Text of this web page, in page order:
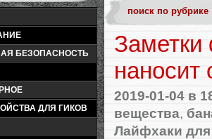
БЕЗОПАСНОСТЬ
ДЛЯ ГИКОВ
Заметки
наносит
2019-01-04 в
вещества,
Лайфхаки для